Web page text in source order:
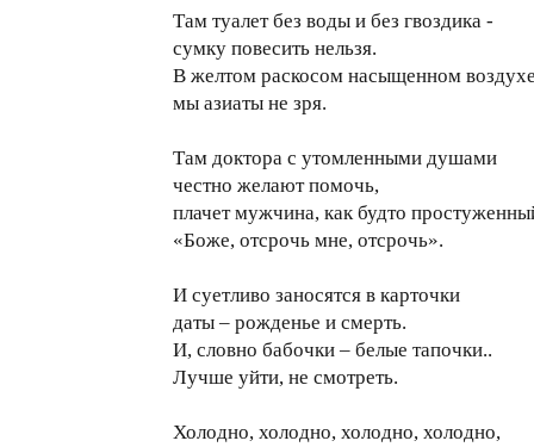
Там туалет без воды и без гвоздика -
сумку повесить нельзя.
В желтом раскосом насыщенном
мы азиаты не зря.
Там доктора с утомленными душами
честно желают помочь,
плачет мужчина, как будто
«Боже, отсрочь мне, отсрочь».
И суетливо заносятся в карточки
даты – рожденье и смерть.
И, словно бабочки – белые тапочки..
Лучше уйти, не смотреть.
Холодно, холодно, холодно, холодно,